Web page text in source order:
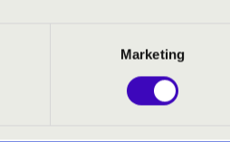
Marketing